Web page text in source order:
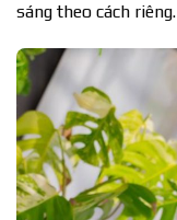
sáng theo cách riêng.